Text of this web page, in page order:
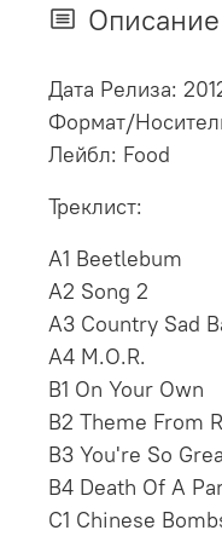
Описание
Дата Релиза:
Формат/
Лейбл: Food
Треклист:
A1 Beetlebum
A2 Song 2
A3 Country Sad
A4 M.O.R.
B1 On Your Own
B2 Theme From
B3 You're So
B4 Death Of A
C1 Chinese